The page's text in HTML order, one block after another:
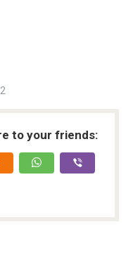
to your friends: